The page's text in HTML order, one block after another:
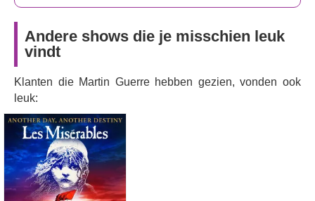
Andere shows die je misschien leuk
vindt
Klanten die Martin Guerre hebben gezien, vonden ook
leuk:
Les Miserables